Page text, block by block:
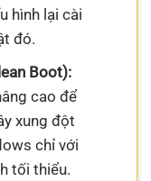
hình lại cài
đó.
Boot):
cao để
xung đột
chỉ với
tối thiểu.